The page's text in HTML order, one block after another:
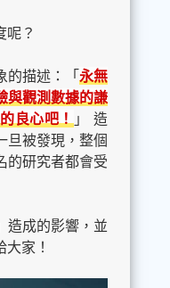
呢？
的描述：「永無
與觀測數據的謙
良心吧！ 」 造
旦被發現，整個
的研究者都會受
造成的影響，並
家！